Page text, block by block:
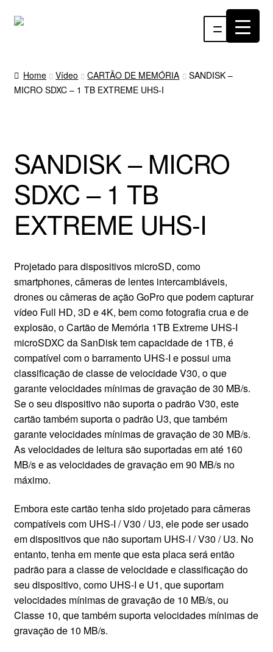
Pular
Pular
conteúdo
Menu
ÁUDIO
VÍDEO
RÁDIO WEBTV
EVENTOS
CONTATO
Home Vídeo CARTÃO DE MEMÓRIA
SANDISK –
MICRO SDXC – 1 TB EXTREME UHS-I
SANDISK – MICRO
SDXC – 1 TB
EXTREME UHS-I
Projetado para dispositivos microSD, como
smartphones, câmeras de lentes intercambiáveis,
drones ou câmeras de ação GoPro que podem capturar
vídeo Full HD, 3D e 4K, bem como fotografia crua e de
explosão, o Cartão de Memória 1TB Extreme UHS-I
microSDXC da SanDisk tem capacidade de 1TB, é
compatível com o barramento UHS-I e possui uma
classificação de classe de velocidade V30, o que
garante velocidades mínimas de gravação de 30 MB/s.
Se o seu dispositivo não suporta o padrão V30, este
cartão também suporta o padrão U3, que também
garante velocidades mínimas de gravação de 30 MB/s.
As velocidades de leitura são suportadas em até 160
MB/s e as velocidades de gravação em 90 MB/s no
máximo.
Embora este cartão tenha sido projetado para câmeras
compatíveis com UHS-I / V30 / U3, ele pode ser usado
em dispositivos que não suportam UHS-I / V30 / U3. No
entanto, tenha em mente que esta placa será então
padrão para a classe de velocidade e classificação do
seu dispositivo, como UHS-I e U1, que suportam
velocidades mínimas de gravação de 10 MB/s, ou
Classe 10, que também suporta velocidades mínimas de
gravação de 10 MB/s.